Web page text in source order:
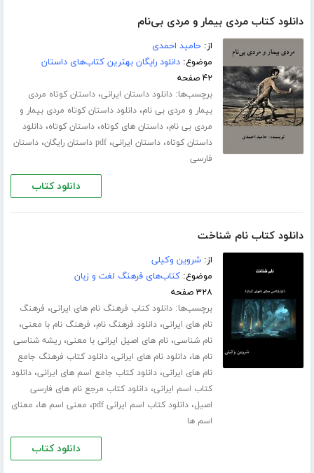
دانلود کتاب مردی بیمار و مردی بی‌نام
از:حامید احمدی
موضوع:دانلود رایگان بهترین کتاب‌های داستان
۴۲ صفحه
برچسب‌ها:دانلود داستان ایرانی،داستان کوتاه مردی
بیمار و مردی بی نام،دانلود داستان کوتاه مردی بیمار و
مردی بی نام،داستان های کوتاه،داستان کوتاه،دانلود
داستان کوتاه،داستان ایرانی،pdf داستان رایگان ،داستان
فارسی
دانلود کتاب
دانلود کتاب نام شناخت
از:شروین وکیلی
موضوع:کتاب‌های فرهنگ لغت و زبان
۳۲۸ صفحه
برچسب‌ها:دانلود کتاب فرهنگ نام های ایرانی، فرهنگ
نام های ایرانی،دانلود فرهنگ نام، فرهنگ نام با معنی،
نام شناسی،نام های اصیل ایرانی با معنی،ریشه شناسی
نام ها،دانلود نام های ایرانی،دانلود کتاب فرهنگ جامع
نام های ایرانی،دانلود کتاب جامع اسم های ایرانی،دانلود
کتاب اسم ایرانی،دانلود کتاب مرجع نام های فارسی
اصیل،دانلود کتاب اسم ایرانی pdf ، معنی اسم ها، معنای
اسم ها
دانلود کتاب